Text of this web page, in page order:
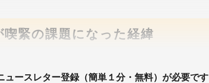
喫緊の課題になった経緯
ュースレター登録（簡単１分・無料）が必要です